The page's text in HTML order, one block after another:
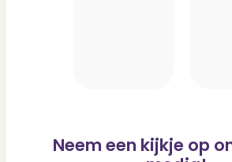
Neem een kijkje op